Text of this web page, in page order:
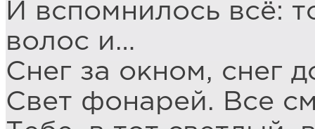
И вспомнилось всё:
волос и…
Снег за окном, снег
Свет фонарей. Все